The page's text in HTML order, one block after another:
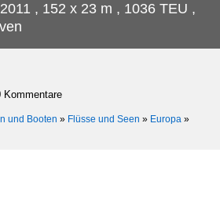
, 152 x 23 m , 1036 TEU ,
Kommentare
und Booten » Flüsse und Seen » Europa »